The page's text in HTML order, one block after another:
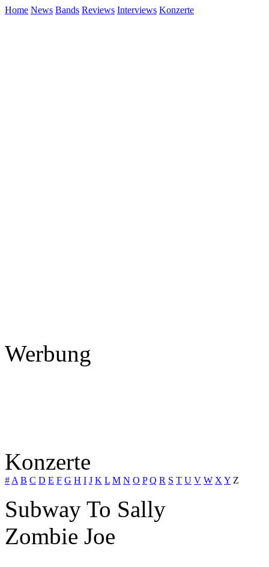
Home News Bands Reviews Interviews Konzerte
Werbung
Konzerte
# A B C D E F G H I J K L M N O P Q R S T U V W X Y Z
Subway To Sally
Zombie Joe